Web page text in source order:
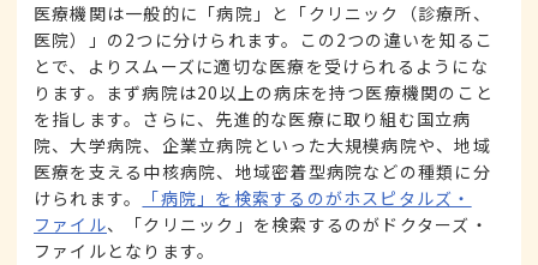
医療機関は一般的に「病院」と「クリニック（診療所、
医院）」の2つに分けられます。この2つの違いを知るこ
とで、よりスムーズに適切な医療を受けられるようにな
ります。まず病院は20以上の病床を持つ医療機関のこと
を指します。さらに、先進的な医療に取り組む国立病
院、大学病院、企業立病院といった大規模病院や、地域
医療を支える中核病院、地域密着型病院などの種類に分
けられます。
「病院」を検索するのがホスピタルズ・
ファイル、「クリニック」を検索するのがドクターズ・
ファイルとなります。